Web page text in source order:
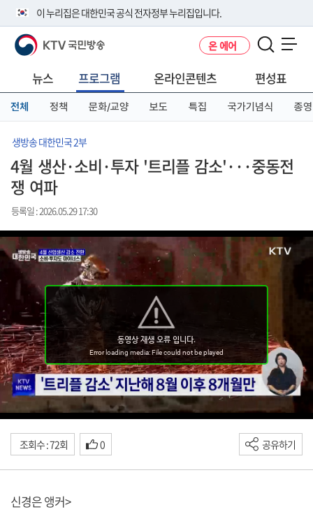
이 누리집은 대한민국 공식 전자정부 누리집입니다.
공식 누리집 주소 확인하기
니다.
이밖에 or.kr 또는 .kr등 다른 도메인 주소를 사용하고 있다면 아래 URL에
서 도메인 주소를 확인해 보세요
KTV 국민방송 온 에어
뉴스 프로그램 온라인콘텐츠 편성표
전체 정책 문화/교양 보도 특집 국가기념식 종영
생방송 대한민국 2부
4월 생산·소비·투자 '트리플 감소'···중동전
쟁 여파
등록일 : 2026.05.29 17:30
조회수 : 72회 0 공유하기
신경은 앵커>